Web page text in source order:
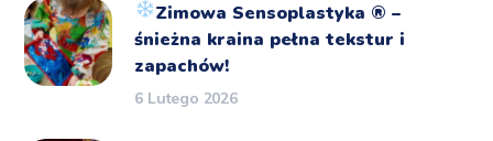
Zimowa Sensoplastyka ®️ –
śnieżna kraina pełna tekstur i
zapachów!
6 Lutego 2026